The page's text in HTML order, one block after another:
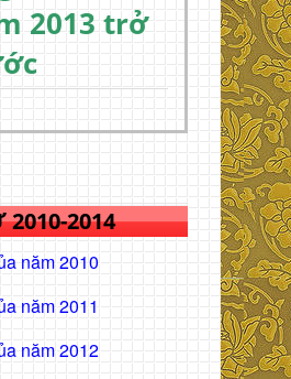
2013 trở
2010-2014
năm 2010
năm 2011
năm 2012